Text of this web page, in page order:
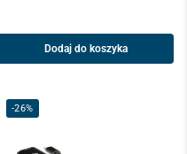
Dodaj do koszyka
-26%